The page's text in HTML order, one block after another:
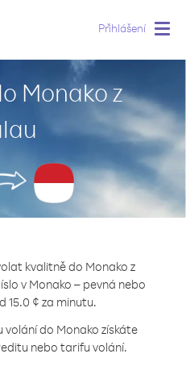
Přihlášení
Monako z
kvalitně do Monako z
v Monako – pevná nebo
15.0 ¢ za minutu.
volání do Monako získáte
nebo tarifu volání.